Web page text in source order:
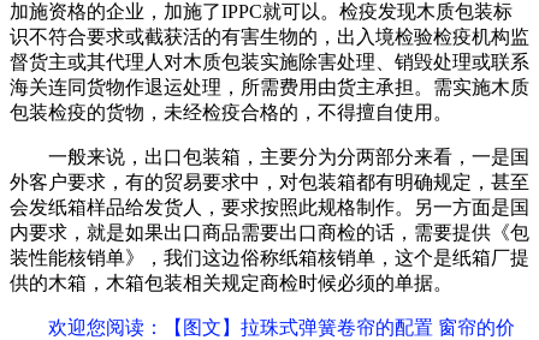
加施资格的企业，加施了IPPC就可以。检疫发现木质包装标
识不符合要求或截获活的有害生物的，出入境检验检疫机构监
督货主或其代理人对木质包装实施除害处理、销毁处理或联系
海关连同货物作退运处理，所需费用由货主承担。需实施木质
包装检疫的货物，未经检疫合格的，不得擅自使用。
一般来说，出口包装箱，主要分为分两部分来看，一是国
外客户要求，有的贸易要求中，对包装箱都有明确规定，甚至
会发纸箱样品给发货人，要求按照此规格制作。另一方面是国
内要求，就是如果出口商品需要出口商检的话，需要提供《包
装性能核销单》，我们这边俗称纸箱核销单，这个是纸箱厂提
供的木箱，木箱包装相关规定商检时候必须的单据。
欢迎您阅读 ：【图文】拉珠式弹簧卷帘的配置 窗帘的价